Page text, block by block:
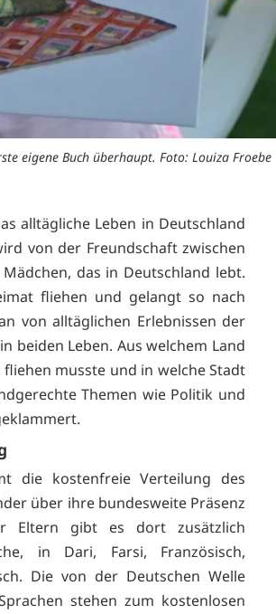
eigene Buch überhaupt. Foto: Louiza Froebe
alltägliche Leben in Deutschland
von der Freundschaft zwischen
das in Deutschland lebt.
fliehen und gelangt so nach
von alltäglichen Erlebnissen der
beiden Leben. Aus welchem Land
musste und in welche Stadt
Themen wie Politik und
die kostenfreie Verteilung des
über ihre bundesweite Präsenz
Eltern gibt es dort zusätzlich
in Dari, Farsi, Französisch,
Die von der Deutschen Welle
stehen zum kostenlosen